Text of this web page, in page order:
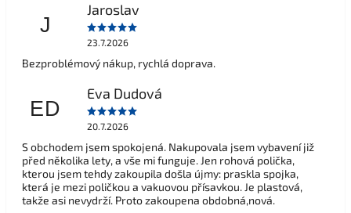
J
Jaroslav
23.7.2026
Bezproblémový nákup, rychlá doprava.
ED
Eva Dudová
20.7.2026
S obchodem jsem spokojená. Nakupovala jsem vybavení již
před několika lety, a vše mi funguje. Jen rohová polička,
kterou jsem tehdy zakoupila došla újmy: praskla spojka,
která je mezi poličkou a vakuovou přísavkou. Je plastová,
takže asi nevydrží. Proto zakoupena obdobná,nová.